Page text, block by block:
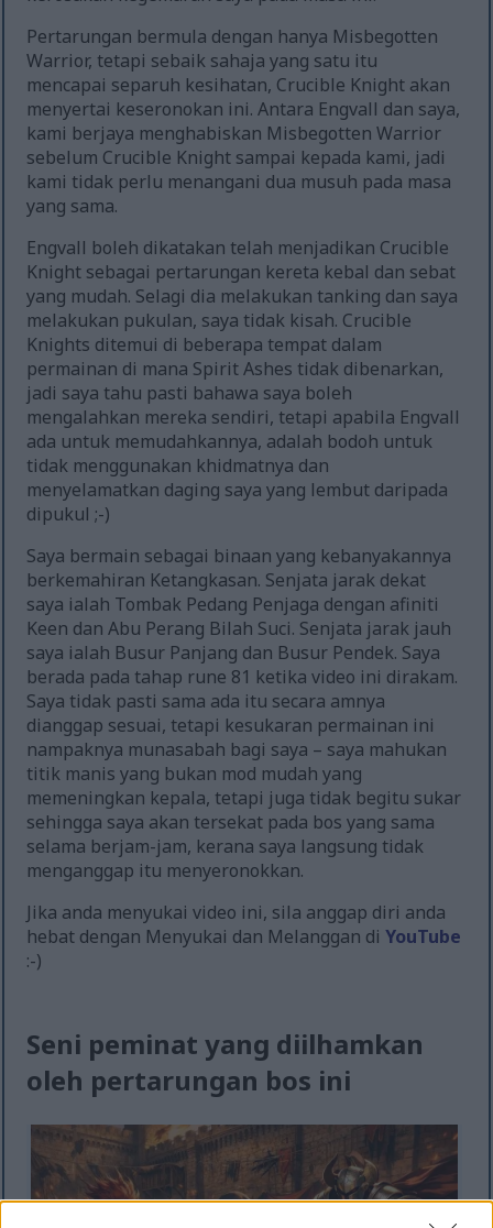
Pertarungan bermula dengan hanya Misbegotten
Warrior, tetapi sebaik sahaja yang satu itu
mencapai separuh kesihatan, Crucible Knight akan
menyertai keseronokan ini. Antara Engvall dan saya,
kami berjaya menghabiskan Misbegotten Warrior
sebelum Crucible Knight sampai kepada kami, jadi
kami tidak perlu menangani dua musuh pada masa
yang sama.
Engvall boleh dikatakan telah menjadikan Crucible
Knight sebagai pertarungan kereta kebal dan sebat
yang mudah. Selagi dia melakukan tanking dan saya
melakukan pukulan, saya tidak kisah. Crucible
Knights ditemui di beberapa tempat dalam
permainan di mana Spirit Ashes tidak dibenarkan,
jadi saya tahu pasti bahawa saya boleh
mengalahkan mereka sendiri, tetapi apabila Engvall
ada untuk memudahkannya, adalah bodoh untuk
tidak menggunakan khidmatnya dan
menyelamatkan daging saya yang lembut daripada
dipukul ;-)
Saya bermain sebagai binaan yang kebanyakannya
berkemahiran Ketangkasan. Senjata jarak dekat
saya ialah Tombak Pedang Penjaga dengan afiniti
Keen dan Abu Perang Bilah Suci. Senjata jarak jauh
saya ialah Busur Panjang dan Busur Pendek. Saya
berada pada tahap rune 81 ketika video ini dirakam.
Saya tidak pasti sama ada itu secara amnya
dianggap sesuai, tetapi kesukaran permainan ini
nampaknya munasabah bagi saya – saya mahukan
titik manis yang bukan mod mudah yang
memeningkan kepala, tetapi juga tidak begitu sukar
sehingga saya akan tersekat pada bos yang sama
selama berjam-jam, kerana saya langsung tidak
menganggap itu menyeronokkan.
Jika anda menyukai video ini, sila anggap diri anda
hebat dengan Menyukai dan Melanggan diYouTube
:-)
Seni peminat yang diilhamkan
oleh pertarungan bos ini